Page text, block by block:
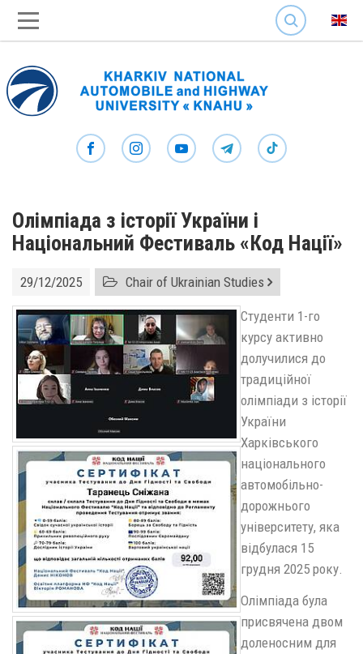
SEARCH
Олімпіада з історії України і
Національний Фестиваль «Код Нації»
29/12/2025 Chair of Ukrainian Studies
Студенти 1-го
курсу активно
долучилися до
традиційної
олімпіади з історії
України
Харківського
національного
автомобільно-
дорожнього
університету, яка
відбулася 15
грудня 2025 року.
Олімпіада була
присвячена двом
доленосним для